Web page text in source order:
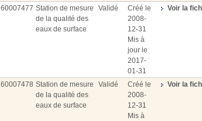
60007477 Station de mesure
de la qualité des
eaux de surface
Validé
Créé le
2008-
12-31
Mis à
jour le
2017-
01-31
Voir la
60007478 Station de mesure
de la qualité des
eaux de surface
Validé
Créé le
2008-
12-31
Mis à
Voir la